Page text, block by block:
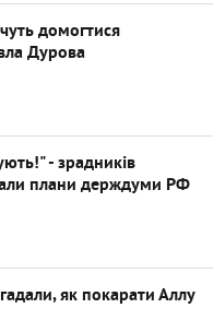
домогтися
Дурова
- зрадників
плани держдуми РФ
як покарати Аллу